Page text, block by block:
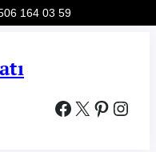
Facebook X Pinterest Instagram
164 03 59